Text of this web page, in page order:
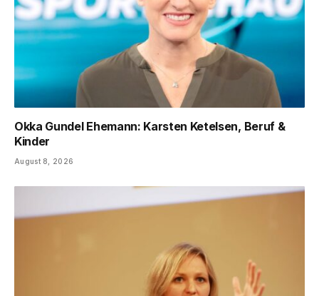
Okka Gundel Ehemann: Karsten Ketelsen, Beruf &
Kinder
August 8, 2026